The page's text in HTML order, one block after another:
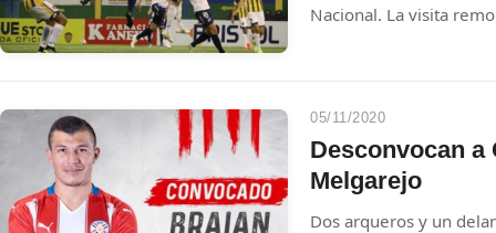
Nacional. La visita
05/11/2020
Desconvocan a
Melgarejo
Dos arqueros y un